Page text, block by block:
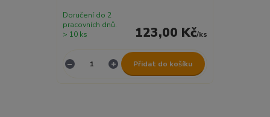
123,00 Kč/ks
Doručení do 2
pracovních dnů.
> 10 ks
Přidat do košíku